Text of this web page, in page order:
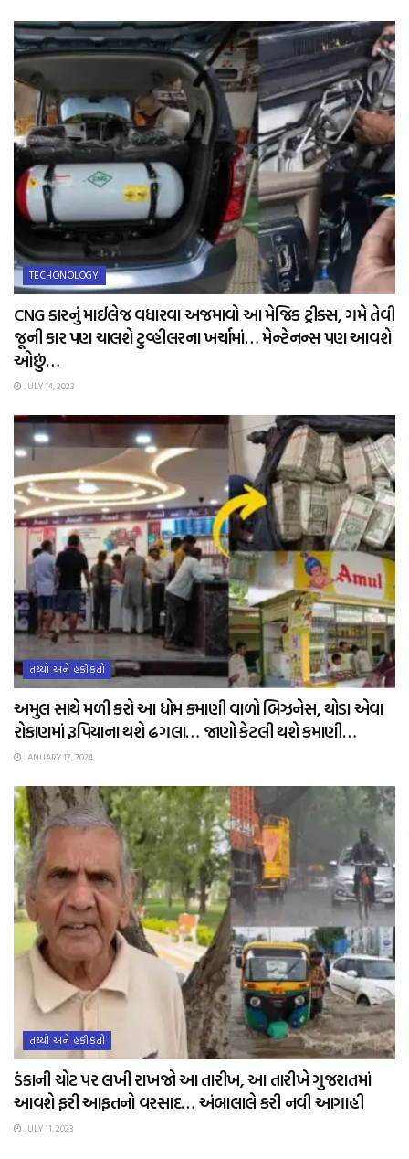
TECHONOLOGY
CNG કારનું માઈલેજ વધારવા અજમાવો આ મેજિક ટ્રીક્સ, ગમે તેવી
જૂની કાર પણ ચાલશે ટુવ્હીલરના ખર્ચામાં… મેન્ટેનન્સ પણ આવશે
ઓછું…
JULY 14, 2023
તથ્યો અને હકીકતો
અમુલ સાથે મળી કરો આ ધોમ કમાણી વાળો બિઝનેસ, થોડા એવા
રોકાણમાં રૂપિયાના થશે ઢગલા… જાણો કેટલી થશે કમાણી…
JANUARY 17, 2024
તથ્યો અને હકીકતો
ડંકાની ચોટ પર લખી રાખજો આ તારીખ, આ તારીખે ગુજરાતમાં
આવશે ફરી આફતનો વરસાદ… અંબાલાલે કરી નવી આગાહી
JULY 11, 2023